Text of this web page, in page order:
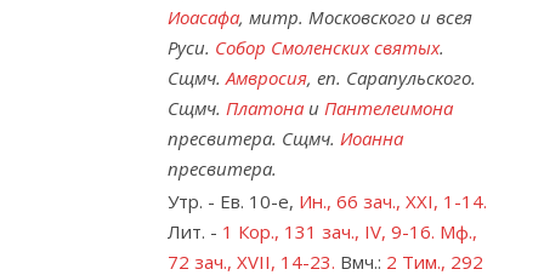
Православный
Иоасафа, митр. Московского и всея
Руси. Собор Смоленских святых.
Сщмч.Амвросия, еп. Сарапульского.
Сщмч. Платона и Пантелеимона
пресвитера. Сщмч. Иоанна
пресвитера.
Утр. - Ев. 10-е, Ин., 66 зач., XXI, 1-14.
Лит. - 1 Кор., 131 зач., IV, 9-16. Мф.,
72 зач., XVII, 14-23. Вмч.: 2 Тим., 292